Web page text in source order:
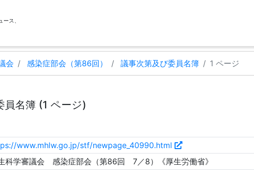
ス、
会 感染症部会（第86回） 議事次第及び委員名簿 1 ページ
員名簿 (1 ページ)
www.mhlw.go.jp/stf/newpage_40990.html
科学審議会 感染症部会（第86回 7／8）《厚生労働省》